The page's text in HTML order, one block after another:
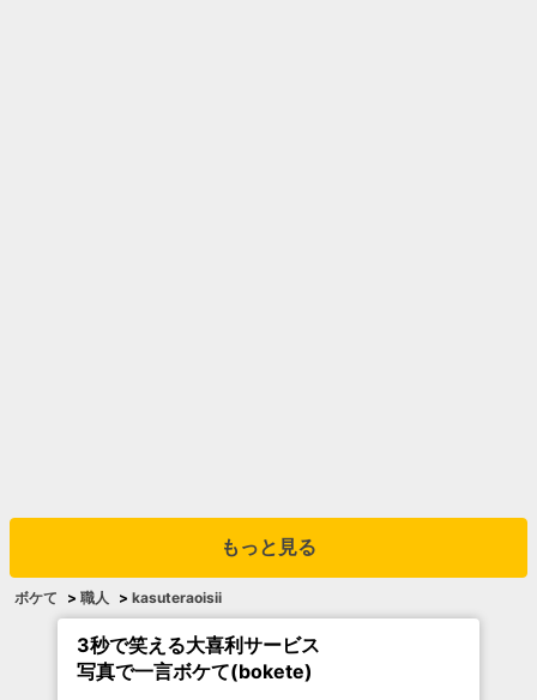
もっと見る
ボケて > 職人 > kasuteraoisii
3秒で笑える大喜利サービス
写真で一言ボケて(bokete)